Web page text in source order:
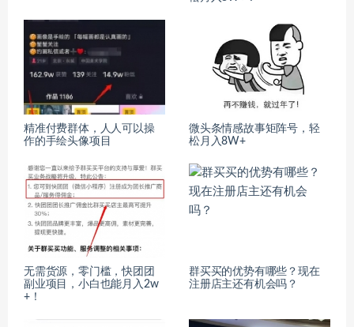
精准付费群体，人人可以操
作的手绘头像项目
微头条情感故事矩阵号，轻
松月入8W+
无需货源，零门槛，快团团
副业项目，小白也能月入2w
+！
群买买的优势有哪些？现在
注册店主还有机会吗？